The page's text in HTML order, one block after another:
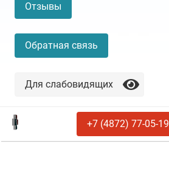
Отзывы
Обратная связь
Для слабовидящих
+7 (4872) 77-05-19